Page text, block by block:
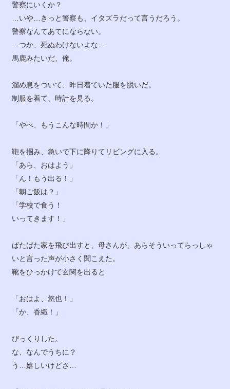
警察にいくか？
…いや…きっと警察も、イタズラだって言うだろう。
警察なんてあてにならない。
…つか、死ぬわけないよな…
馬鹿みたいだ、俺。
溜め息をついて、昨日着ていた服を脱いだ。
制服を着て、時計を見る。
「やべ、もうこんな時間か！」
鞄を掴み、急いで下に降りてリビングに入る。
「あら、おはよう」
「ん！もう出る！」
「朝ご飯は？」
「学校で食う！
いってきます！」
ばたばた家を飛び出すと、母さんが、あらそういってらっしゃ
いと言った声が小さく聞こえた。
靴をひっかけて玄関を出ると
「おはよ、悠也！」
「か、香織！」
びっくりした。
な、なんでうちに？
う…嬉しいけどさ…